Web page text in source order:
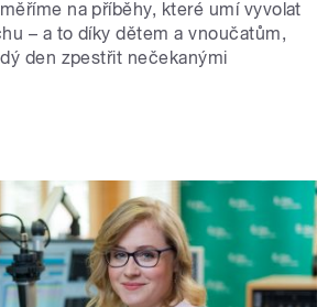
na příběhy, které umí vyvolat
– a to díky dětem a vnoučatům,
den zpestřit nečekanými